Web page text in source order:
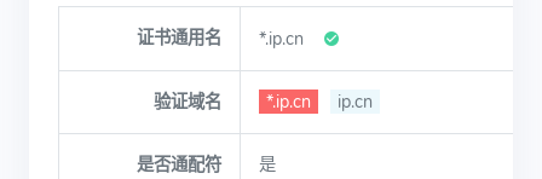
证书通用名 *.ip.cn
验证域名 *.ip.cn ip.cn
是否通配符 是